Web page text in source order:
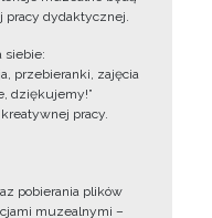
pracy dydaktycznej.
siebie:
przebieranki, zajęcia
dziękujemy!”
pracy.
pobierania plików
muzealnymi –